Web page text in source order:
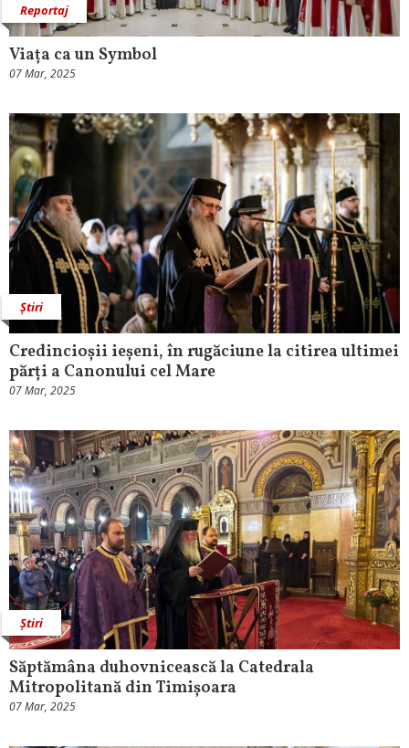
Reportaj
Viața ca un Symbol
07 Mar, 2025
Știri
Credincioșii ieșeni, în rugăciune la citirea ultimei
părți a Canonului cel Mare
07 Mar, 2025
Știri
Săptămâna duhovnicească la Catedrala
Mitropolitană din Timișoara
07 Mar, 2025